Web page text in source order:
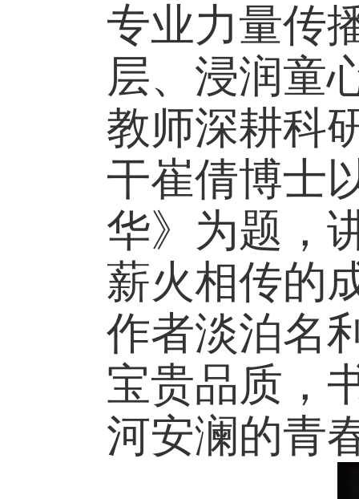
专业力量传
层、浸润童
教师深耕科
干崔倩博士
华》为题，
薪火相传的
作者淡泊名
宝贵品质，
河安澜的青